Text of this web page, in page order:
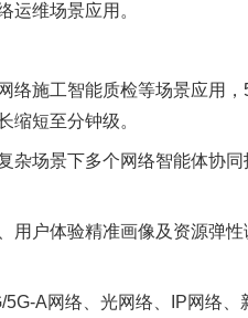
运维场景应用。
施工智能质检等场景应用，
缩短至分钟级。
场景下多个网络智能体协同
户体验精准画像及资源弹性
A网络、光网络、IP网络、